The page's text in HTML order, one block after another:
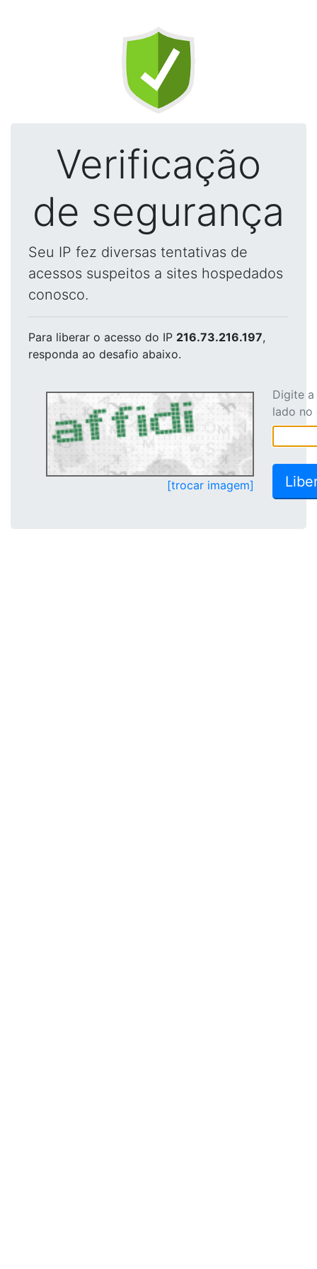
Verificação
de segurança
Seu IP fez diversas tentativas de
acessos suspeitos a sites hospedados
conosco.
Para liberar o acesso do IP 216.73.216.197,
responda ao desafio abaixo.
[trocar imagem]
Digite
lado no